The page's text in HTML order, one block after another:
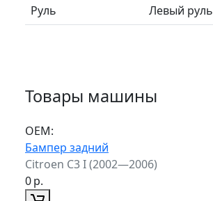
Руль
Левый руль
Товары машины
ОЕМ:
Бампер задний
Citroen C3 I (2002—2006)
0р.